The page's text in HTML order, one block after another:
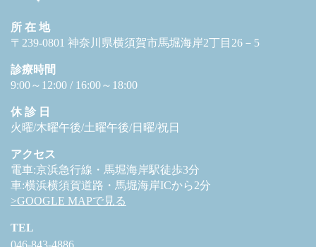
所 在 地
〒239-0801 神奈川県横須賀市馬堀海岸2丁目26－5
診療時間
9:00～12:00 / 16:00～18:00
休 診 日
火曜/木曜午後/土曜午後/日曜/祝日
アクセス
電車:京浜急行線・馬堀海岸駅徒歩3分
車:横浜横須賀道路・馬堀海岸ICから2分
>GOOGLE MAPで見る
TEL
046-843-4886